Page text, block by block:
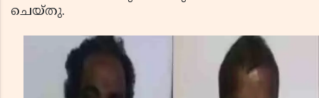
ചെയ്തു.